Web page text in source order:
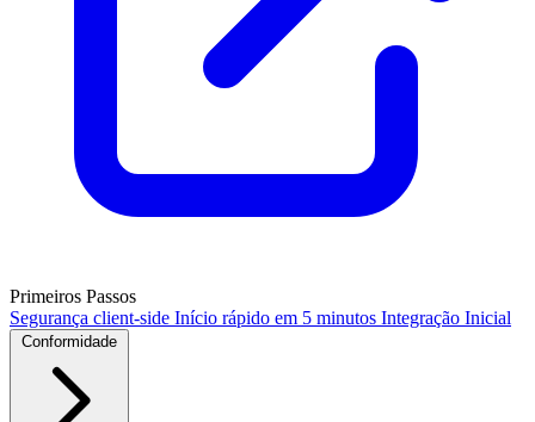
Primeiros Passos
Segurança client-side Início rápido em 5 minutos Integração Inicial
Conformidade